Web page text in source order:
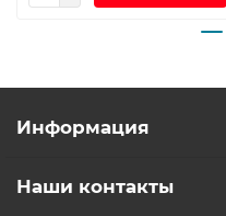
Информация
Наши контакты